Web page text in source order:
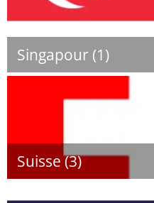
Singapour (1)
Suisse (3)